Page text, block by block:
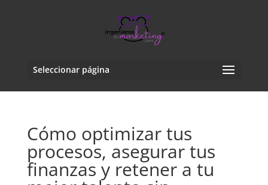
Seleccionar página
Cómo optimizar tus
procesos, asegurar tus
finanzas y retener a tu